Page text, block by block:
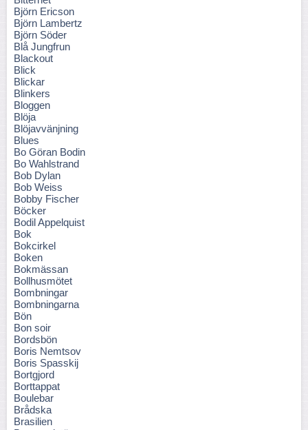
Björn Ericson
Björn Lambertz
Björn Söder
Blå Jungfrun
Blackout
Blick
Blickar
Blinkers
Bloggen
Blöja
Blöjavvänjning
Blues
Bo Göran Bodin
Bo Wahlstrand
Bob Dylan
Bob Weiss
Bobby Fischer
Böcker
Bodil Appelquist
Bok
Bokcirkel
Boken
Bokmässan
Bollhusmötet
Bombningar
Bombningarna
Bön
Bon soir
Bordsbön
Boris Nemtsov
Boris Spasskij
Bortgjord
Borttappat
Boulebar
Brådska
Brasilien